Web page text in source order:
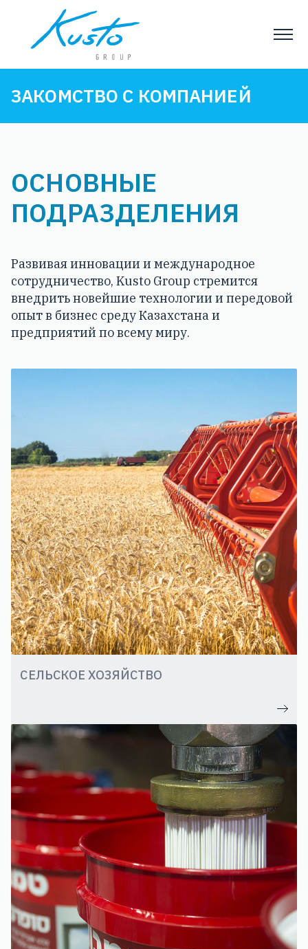
ЗАКОМСТВО С КОМПАНИЕЙ
ОСНОВНЫЕ
ПОДРАЗДЕЛЕНИЯ
Развивая инновации и международное
сотрудничество, Kusto Group стремится
внедрить новейшие технологии и передовой
опыт в бизнес среду Казахстана и
предприятий по всему миру.
СЕЛЬСКОЕ ХОЗЯЙСТВО